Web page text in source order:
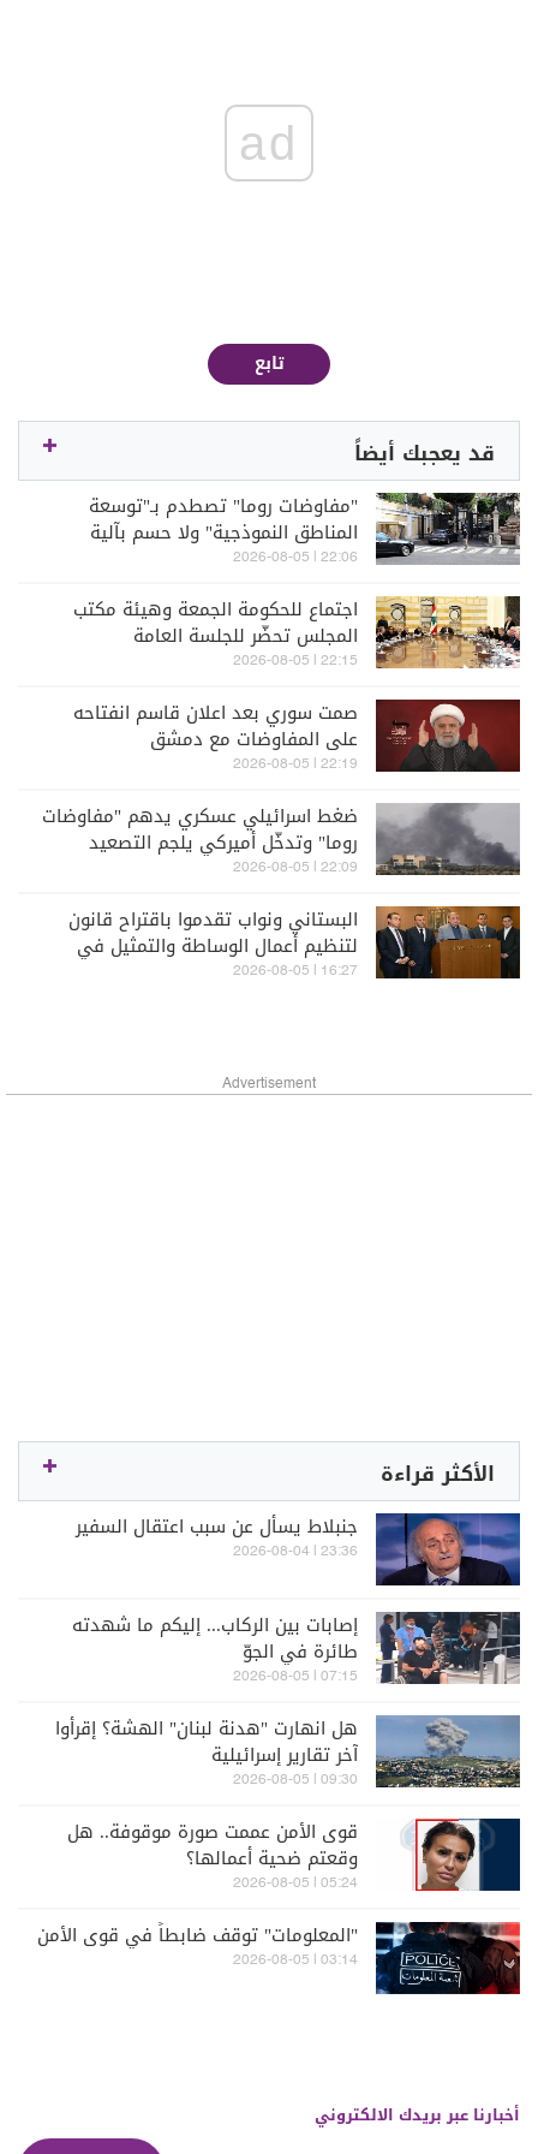
ad
تابع
قد يعجبك أيضاً
"مفاوضات روما" تصطدم بـ"توسعة
المناطق النموذجية" ولا حسم بآلية
التحقق والتفتيش
22:06 | 2026-08-05
اجتماع للحكومة الجمعة وهيئة مكتب
المجلس تحضّر للجلسة العامة
22:15 | 2026-08-05
صمت سوري بعد اعلان قاسم انفتاحه
على المفاوضات مع دمشق
22:19 | 2026-08-05
ضغط اسرائيلي عسكري يدهم "مفاوضات
روما" وتدخّل أميركي يلجم التصعيد
22:09 | 2026-08-05
البستاني ونواب تقدموا باقتراح قانون
لتنظيم أعمال الوساطة والتمثيل في
مجال التأمين
16:27 | 2026-08-05
Advertisement
الأكثر قراءة
جنبلاط يسأل عن سبب اعتقال السفير
23:36 | 2026-08-04
إصابات بين الركاب... إليكم ما شهدته
طائرة في الجوّ
07:15 | 2026-08-05
هل انهارت "هدنة لبنان" الهشة؟ إقرأوا
آخر تقارير إسرائيلية
09:30 | 2026-08-05
قوى الأمن عممت صورة موقوفة.. هل
وقعتم ضحية أعمالها؟
05:24 | 2026-08-05
"المعلومات" توقف ضابطاً في قوى الأمن
03:14 | 2026-08-05
أخبارنا عبر بريدك الالكتروني